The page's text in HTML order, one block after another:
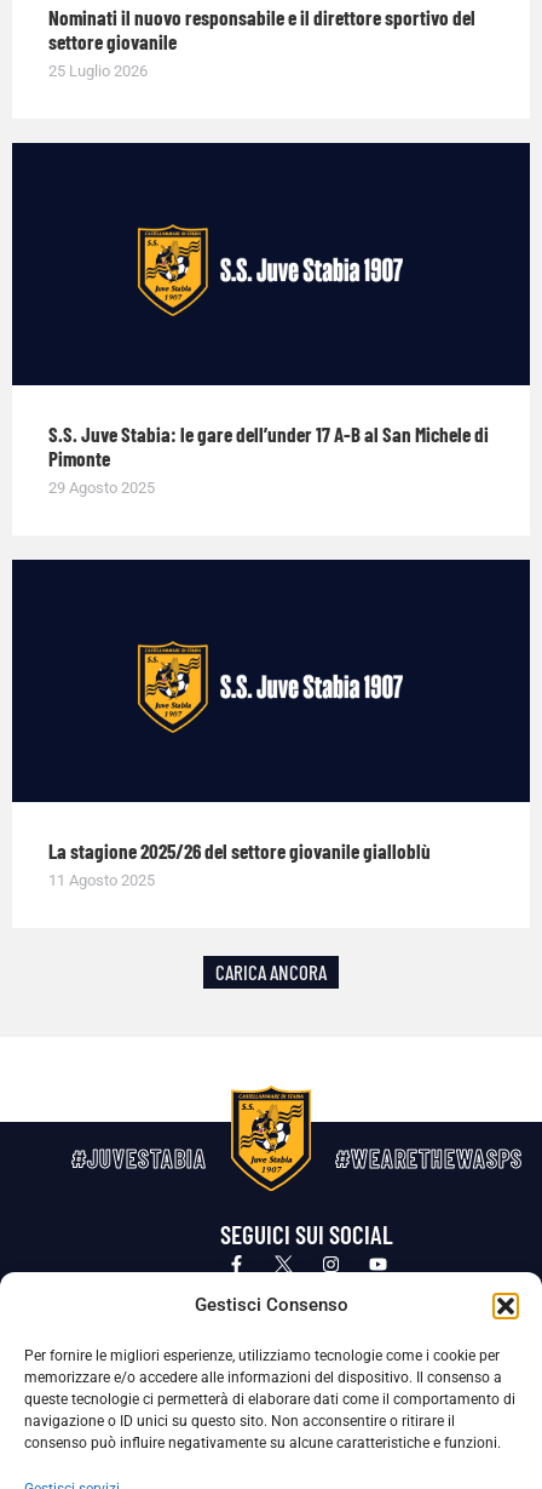
Gestisci Consenso
Per fornire le migliori esperienze, utilizziamo tecnologie come i cookie per
memorizzare e/o accedere alle informazioni del dispositivo. Il consenso a
queste tecnologie ci permetterà di elaborare dati come il comportamento di
navigazione o ID unici su questo sito. Non acconsentire o ritirare il
consenso può influire negativamente su alcune caratteristiche e funzioni.
Nominati il nuovo responsabile e il direttore sportivo del
settore giovanile
25 Luglio 2026
S.S. Juve Stabia: le gare dell’under 17 A-B al San Michele di
Pimonte
29 Agosto 2025
La stagione 2025/26 del settore giovanile gialloblù
11 Agosto 2025
CARICA ANCORA
#JUVESTABIA #WEARETHEWASPS
SEGUICI SUI SOCIAL
Privacy Policy Cookie Policy
La Società ha nominato il Responsabile della Protezione dei Dati Personali (DPO), figura specializzata che vigila sulle modalità
adottate dalla nostra Società per tutelare i Suoi dati personali.
Per contattare il DPO può scrivere a